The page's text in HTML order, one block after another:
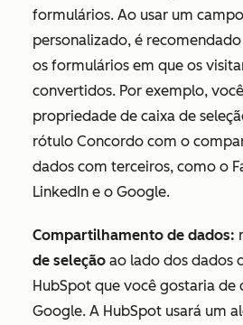
formulários. Ao usar um
personalizado, é
os formulários em que os
convertidos. Por exemplo,
propriedade de caixa de
rótulo Concordo com o
dados com terceiros, como o
LinkedIn e o Google.
Compartilhamento de dados:
de seleção ao lado dos dados
HubSpot que você gostaria
Google. A HubSpot usará um